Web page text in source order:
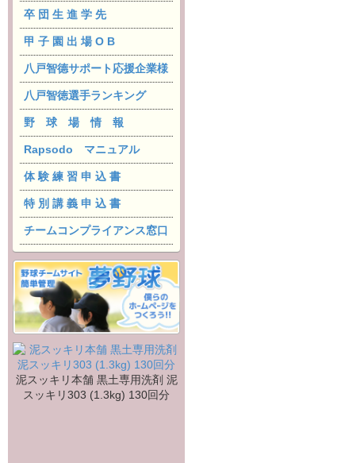
卒 団 生 進 学 先
甲 子 園 出 場 O B
八戸智德サポート応援企業様
八戸智徳選手ランキング
野 球 場 情 報
Rapsodo マニュアル
体 験 練 習 申 込 書
特 別 講 義 申 込 書
チームコンプライアンス窓口
泥スッキリ本舗 黒土専用洗剤 泥
スッキリ303 (1.3kg) 130回分